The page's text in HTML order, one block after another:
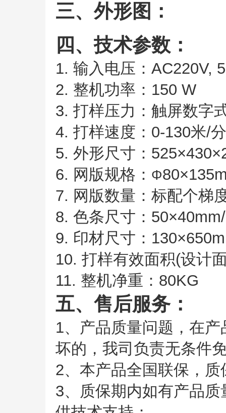
三、外形图：
四、技术参数：
1. 输入电压：AC220V,
2. 整机功率：150 W
3. 打样压力：触屏数字
4. 打样速度：0-130米/
5. 外形尺寸：
6. 网版规格： Φ
7. 网版数量：标配个梯
8. 色条尺寸：
9. 印材尺寸：
10. 打样有效面积(设计
11. 整机净重：80KG
五、售后服务：
1、产品质量问题，在
坏的，我司负责无条件
2、本产品全国联保，
3、质保期内如有产品